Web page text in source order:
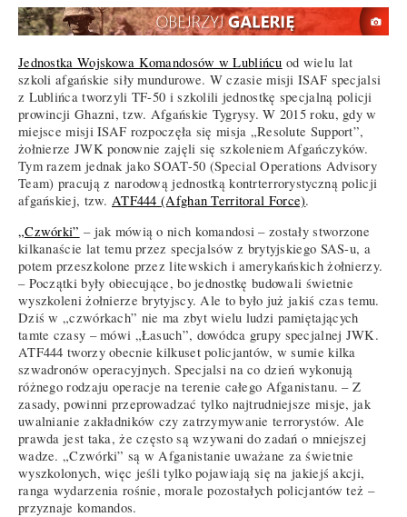
Jednostka Wojskowa Komandosów w Lublińcu od wielu lat
szkoli afgańskie siły mundurowe. W czasie misji ISAF specjalsi
z Lublińca tworzyli TF-50 i szkolili jednostkę specjalną policji
prowincji Ghazni, tzw. Afgańskie Tygrysy. W 2015 roku, gdy w
miejsce misji ISAF rozpoczęła się misja „Resolute Support”,
żołnierze JWK ponownie zajęli się szkoleniem Afgańczyków.
Tym razem jednak jako SOAT-50 (Special Operations Advisory
Team) pracują z narodową jednostką kontrterrorystyczną policji
afgańskiej, tzw. ATF444 (Afghan Territoral Force).
„Czwórki” – jak mówią o nich komandosi – zostały stworzone
kilkanaście lat temu przez specjalsów z brytyjskiego SAS-u, a
potem przeszkolone przez litewskich i amerykańskich żołnierzy.
– Początki były obiecujące, bo jednostkę budowali świetnie
wyszkoleni żołnierze brytyjscy. Ale to było już jakiś czas temu.
Dziś w „czwórkach” nie ma zbyt wielu ludzi pamiętających
tamte czasy – mówi „Łasuch”, dowódca grupy specjalnej JWK.
ATF444 tworzy obecnie kilkuset policjantów, w sumie kilka
szwadronów operacyjnych. Specjalsi na co dzień wykonują
różnego rodzaju operacje na terenie całego Afganistanu. – Z
zasady, powinni przeprowadzać tylko najtrudniejsze misje, jak
uwalnianie zakładników czy zatrzymywanie terrorystów. Ale
prawda jest taka, że często są wzywani do zadań o mniejszej
wadze. „Czwórki” są w Afganistanie uważane za świetnie
wyszkolonych, więc jeśli tylko pojawiają się na jakiejś akcji,
ranga wydarzenia rośnie, morale pozostałych policjantów też –
przyznaje komandos.